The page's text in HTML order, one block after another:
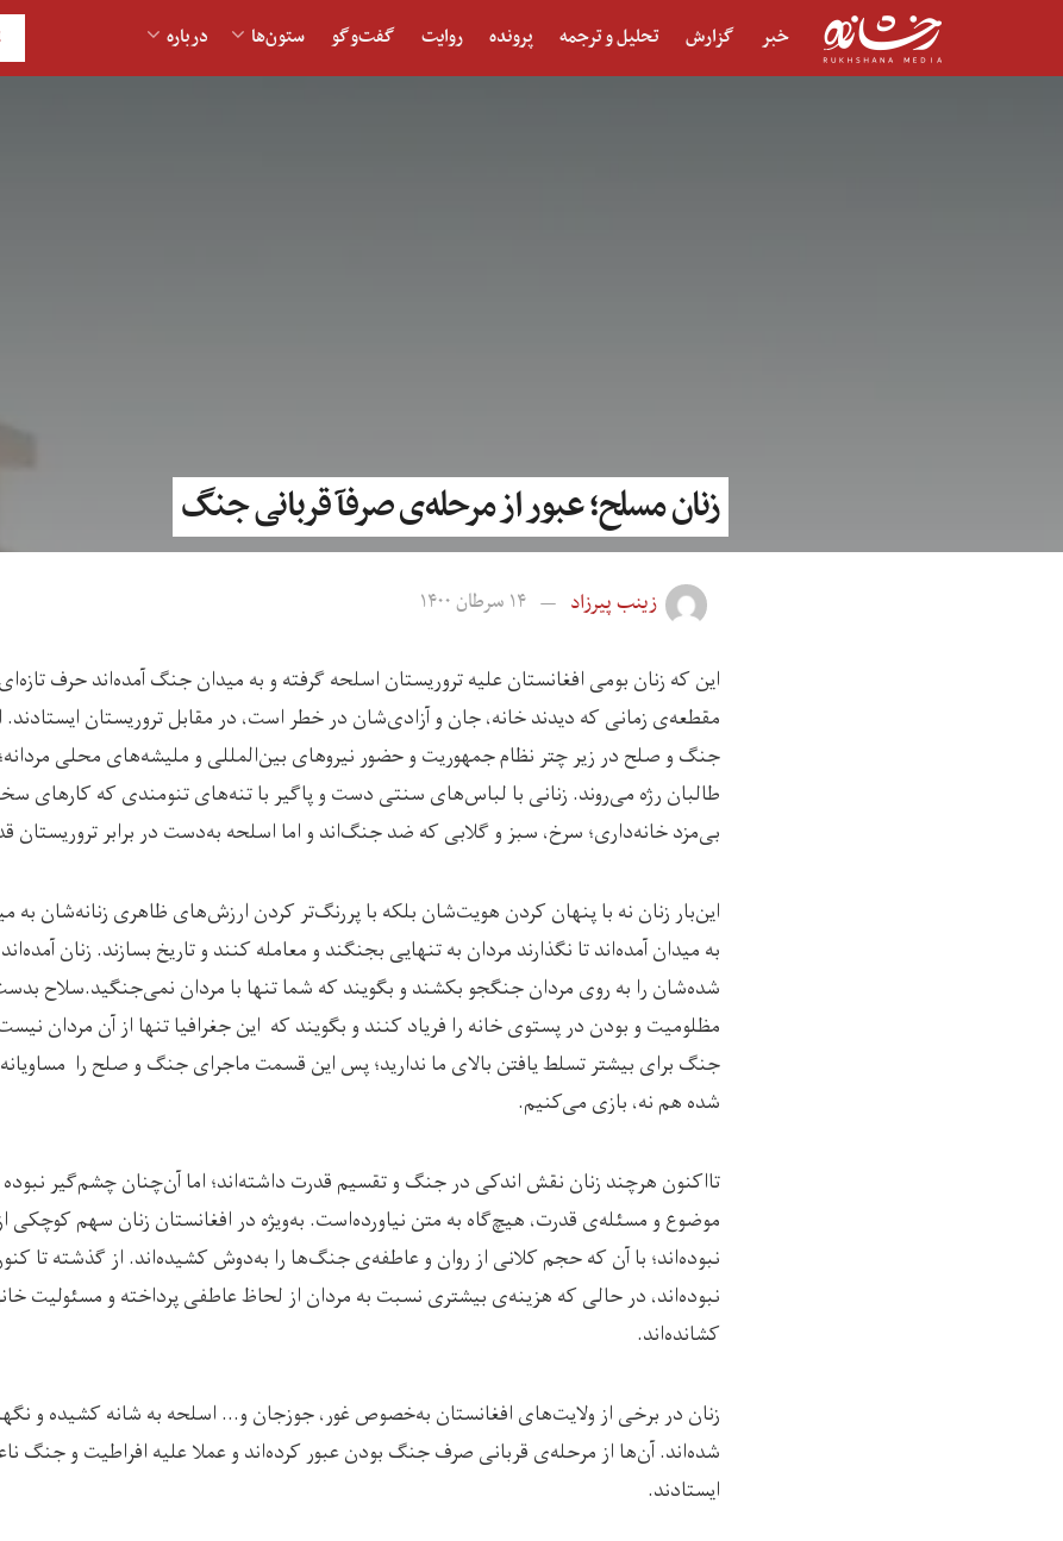
خبر گزارش تحلیل و ترجمه پرونده روایت گفت‌و‎گو ستون‌ها درباره
زنان مسلح؛ عبور از مرحله‌ی صرفآ قربانی جنگ
زینب پیرزاد ۱۴ سرطان ۱۴۰۰
این که زنان بومی افغانستان علیه تروریستان اسلحه گرفته و به میدان جنگ آمده‌اند حرف
مقطعه‌ی زمانی که دیدند خانه، جان و آزادی‌شان در خطر است، در مقابل تروریستان ایستادند.
جنگ و صلح در زیر چتر نظام جمهوریت و حضور نیروهای بین‌المللی و ملیشه‌های محلی مردانه؛
طالبان رژه می‌روند. زنانی با لباس‌های سنتی دست و پاگیر با تنه‌های تنومندی که کارهای
بی‌مزد خانه‌داری؛ سرخ، سبز و گلابی که ضد جنگ‌اند و اما اسلحه به‌دست در برابر تروریستان
این‌بار زنان نه با پنهان کردن هویت‌شان بلکه با پررنگ‌تر کردن ارزش‌‌های ظاهری زنانه‌شان به
به میدان آمده‌اند تا نگذارند مردان به تنهایی بجنگند و معامله کنند و تاریخ بسازند. زنان
شده‌شان را به روی مردان جنگجو بکشند و بگویند که شما تنها با مردان نمی‌جنگید.سلاح
مظلومیت و بودن در پستوی خانه را فریاد کنند و بگویند که این جغرافیا تنها از آن مردان
جنگ برای بیشتر تسلط یافتن بالای ما ندارید؛ پس این قسمت ماجرای جنگ و صلح را
شده هم نه، بازی می‌کنیم.
تااکنون هرچند زنان نقش اندکی در جنگ و تقسيم قدرت داشته‌اند؛ اما آن‌چنان چشم‌گیر
موضوع و مسئله‌ی قدرت، هیچ‌گاه به متن نیاورده‌است. به‌ويژه در افغانستان زنان سهم کوچکی
نبوده‌اند؛ با آن که حجم کلانی از روان و عاطفه‌ی جنگ‌ها را به‌دوش کشیده‌اند. از گذشته‌ تا
نبوده‌اند، در حالی که هزینه‌ی بیشتری نسبت به مردان از لحاظ عاطفی پرداخته و مسئولیت
کشانده‌اند.
زنان در برخی از ولایت‌های افغانستان به‌خصوص غور، جوزجان و… اسلحه به شانه کشیده و
شده‌اند. آن‌ها از مرحله‌ی قربانی صرف جنگ بودن عبور کرده‌اند و عملا علیه افراطیت و جنگ
ایستادند.